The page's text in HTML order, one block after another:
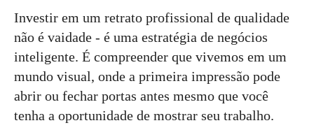
Investir em um retrato profissional de qualidade
não é vaidade - é uma estratégia de negócios
inteligente. É compreender que vivemos em um
mundo visual, onde a primeira impressão pode
abrir ou fechar portas antes mesmo que você
tenha a oportunidade de mostrar seu trabalho.